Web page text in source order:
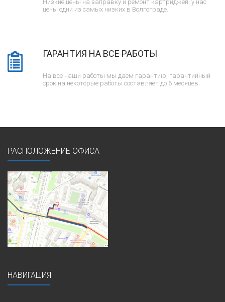
Низкие цены на заправку и ремонт картриджей, у нас
цены одни из самых низких в Волгограде.
ГАРАНТИЯ НА ВСЕ РАБОТЫ
На все наши работы мы даем гарантию, гарантийный
срок на некоторые работы составляет до 6 месяцев.
РАСПОЛОЖЕНИЕ ОФИСА
НАВИГАЦИЯ